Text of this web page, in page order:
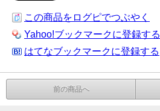
この商品をログピでつぶやく
Yahoo!ブックマークに登録する
はてなブックマークに登録する
前の商品へ